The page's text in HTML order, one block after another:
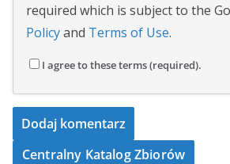
required which is subject to the
Policyand Terms of Use.
I agree to these terms (required).
Centralny Katalog Zbiorów